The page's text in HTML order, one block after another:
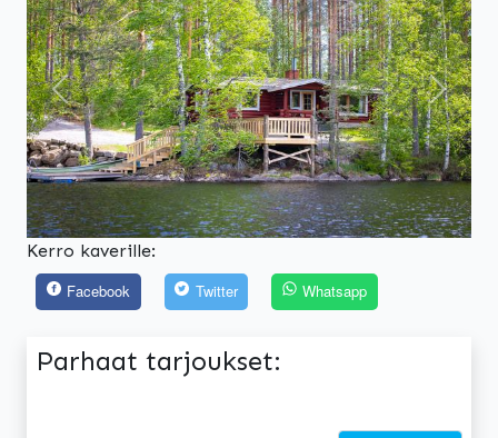
Edellinen
Kerro kaverille:
Facebook
Twitter Whatsapp
Parhaat tarjoukset: